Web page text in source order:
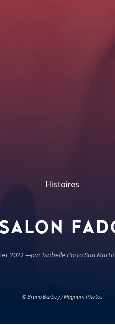
Histoires
SALON
2022 —par Isabelle Porto San Martin
© Bruno Barbey / Magnum Photos